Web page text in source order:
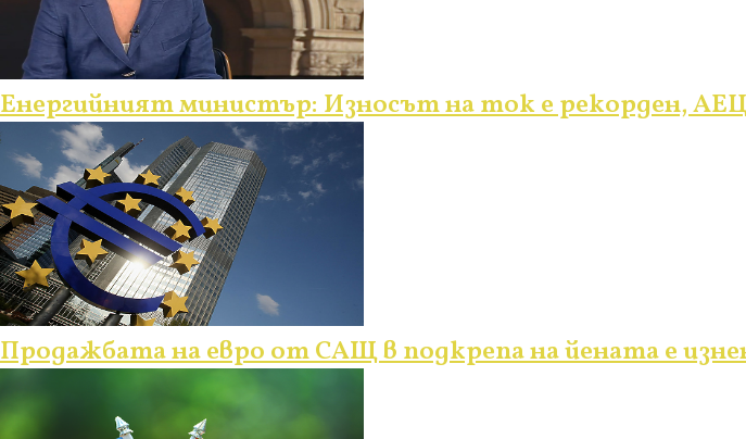
Енергийният министър: Износът на ток е рекорден,
Продажбата на евро от САЩ в подкрепа на йената е